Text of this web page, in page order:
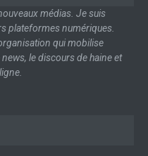
médias. Je suis
plateformes numériques.
qui mobilise
le discours de haine et